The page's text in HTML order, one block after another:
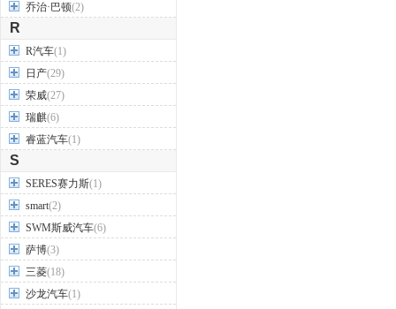
乔治·巴顿(2)
R
R汽车(1)
日产(29)
荣威(27)
瑞麒(6)
睿蓝汽车(1)
S
SERES赛力斯(1)
smart(2)
SWM斯威汽车(6)
萨博(3)
三菱(18)
沙龙汽车(1)